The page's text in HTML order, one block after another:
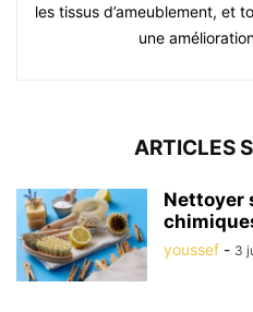
les tissus d’ameublement, et
une
ARTICLES
Nettoyer
youssef - 3